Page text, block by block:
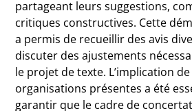
partageant leurs suggestions,
critiques constructives. Cette
a permis de recueillir des avis
discuter des ajustements
le projet de texte. L’implication
organisations présentes a été
garantir que le cadre de